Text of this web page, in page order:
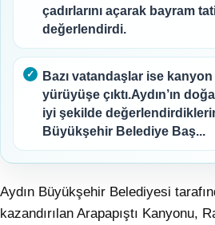
çadırlarını açarak bayram
değerlendirdi.
Bazı vatandaşlar ise
yürüyüşe çıktı.Aydın’ın
iyi şekilde
Büyükşehir Belediye Baş...
Aydın Büyükşehir Belediyesi
kazandırılan Arapapıştı Kanyonu,